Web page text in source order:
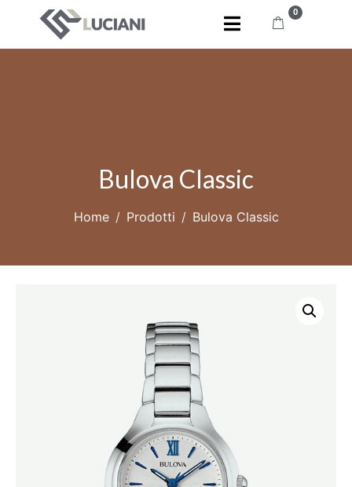
0
Bulova Classic
Home Prodotti Bulova Classic